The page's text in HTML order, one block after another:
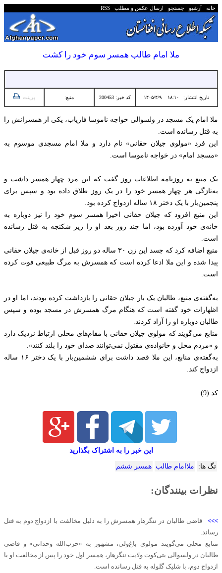
خانه آرشیو جستجو ارسال عکس و مطلب RSS
ملا امام طالب همسر سوم خود را کشت
تاریخ انتشار: ۱۸:۱۰ ۱۴۰۵/۴/۹ کد خبر: 200453 منبع: پرینت
ملا امام یک مسجد در ‏ولسوالی خواجه ناموسا فاریاب، یکی از همسرانش را
به قتل رسانده ‏است.‏
این فرد «مولوی جیلان حقانی» نام دارد و ‏ملا امام مسجدی موسوم به
«مسجد امام» در خواجه ناموسا ‏است.‏
یک منبع به روزنامه اطلاعات روز گفت که این مرد چهار ‏همسر داشت و
به‌تازگی هر چهار همسر خود را در یک روز ‏طلاق داده بود و سپس برای
پنجمین‌بار با یک دختر ۱۸ ساله ازدواج کرده بود.‏
این منبع افزود که جیلان حقانی اخیرا همسر سوم خود را ‏نیز دوباره به
خانه‌ی خود آورده بود، اما چند روز بعد او را ‏زیر شکنجه به قتل رسانده
است.‏
منبع اضافه کرد که جسد این زن ۳۰ ساله دو روز قبل از خانه‌ی جیلان حقانی
پیدا شده و این ملا ادعا کرده است که همسرش به مرگ طبیعی فوت کرده
است.
به‌گفته‌ی منبع، طالبان یک بار جیلان حقانی را بازداشت کرده بودند، اما او در
اظهارات خود گفته است که هنگام مرگ همسرش در مسجد بوده و سپس
طالبان دوباره او را آزاد کردند.
منابع می‌گویند که مولوی جیلان حقانی با مقام‌های محلی ارتباط ‏نزدیک دارد
و «مردم محل و خانواده‌ی مقتول نمی‌توانند ‏صدای خود را بلند کنند».‏
به‌گفته‌ی منابع، این ملا قصد داشت برای ششمین‌بار با یک دختر ۱۶ ساله
ازدواج کند.
کد (9)
این خبر را به اشتراک بگذارید
تگ ها: ملاامام طالب همسر ششم
نظرات بینندگان:
>>>قاضی طالبان در ننگرهار همسرش را به دلیل مخالفت با ازدواج دوم به قتل
رساند.
منابع محلی می‌گویند مولوی باغ‌ولی، مشهور به «حزب‌الله وحدانی» و قاضی
طالبان در ولسوالی بتی‌کوت ولایت ننگرهار، همسر اول خود را پس از مخالفت او با
ازدواج دوم، با شلیک گلوله به قتل رسانده است.